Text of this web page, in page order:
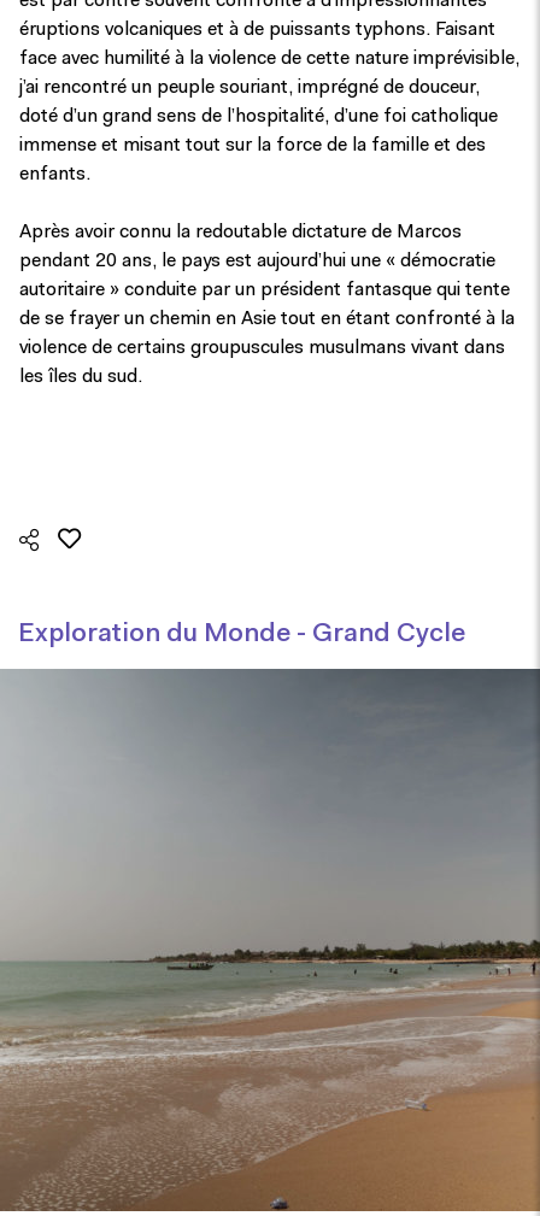
éruptions volcaniques et à de puissants typhons. Faisant
face avec humilité à la violence de cette nature imprévisible,
j’ai rencontré un peuple souriant, imprégné de douceur,
doté d’un grand sens de l’hospitalité, d’une foi catholique
immense et misant tout sur la force de la famille et des
enfants.
Après avoir connu la redoutable dictature de Marcos
pendant 20 ans, le pays est aujourd’hui une « démocratie
autoritaire » conduite par un président fantasque qui tente
de se frayer un chemin en Asie tout en étant confronté à la
violence de certains groupuscules musulmans vivant dans
les îles du sud.
Exploration du Monde - Grand Cycle